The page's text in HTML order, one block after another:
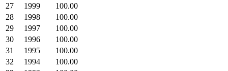
27
1999
100.00
28
1998
100.00
29
1997
100.00
30
1996
100.00
31
1995
100.00
32
1994
100.00